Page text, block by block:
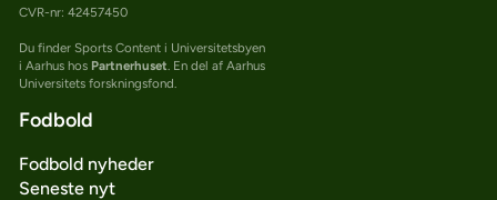
CVR-nr: 42457450
Du finder Sports Content i Universitetsbyen
i Aarhus hos Partnerhuset . En del af Aarhus
Universitets forskningsfond.
Fodbold
Fodbold nyheder
Seneste nyt